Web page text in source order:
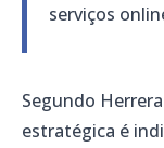
serviços
Segundo
estratégica é